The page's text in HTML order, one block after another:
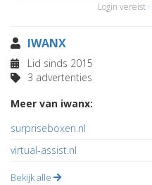
Login vereist ·
IWANX
Lid sinds 2015
3 advertenties
Meer van iwanx:
surpriseboxen.nl
virtual-assist.nl
Bekijk alle